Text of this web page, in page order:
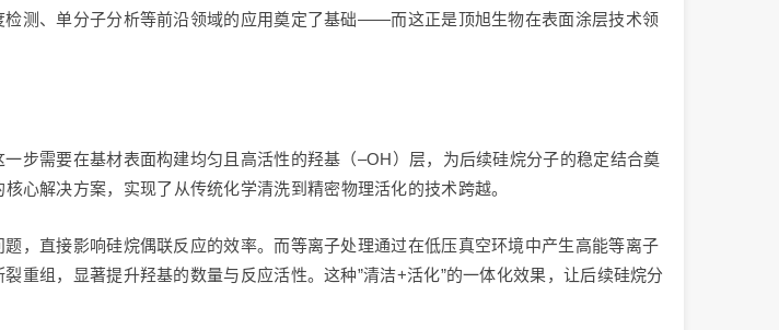
测、单分子分析等前沿领域的应用奠定了基础——而这正是顶旭生物在表面涂层技术领
需要在基材表面构建均匀且高活性的羟基（–OH）层，为后续硅烷分子的稳定结合奠
心解决方案，实现了从传统化学清洗到精密物理活化的技术跨越。
，直接影响硅烷偶联反应的效率。而等离子处理通过在低压真空环境中产生高能等离子
重组，显著提升羟基的数量与反应活性。这种”清洁+活化”的一体化效果，让后续硅烷分